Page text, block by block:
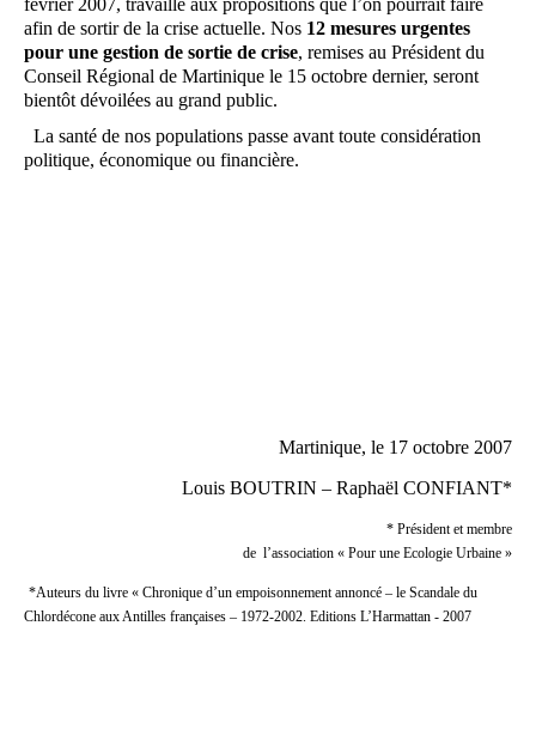
février 2007, travaillé aux propositions que l’on pourrait faire
afin de sortir de la crise actuelle. Nos 12 mesures urgentes
pour une gestion de sortie de crise, remises au Président du
Conseil Régional de Martinique le 15 octobre dernier, seront
bientôt dévoilées au grand public.
La santé de nos populations passe avant toute considération
politique, économique ou financière.
Martinique, le 17 octobre 2007
Louis BOUTRIN – Raphaël CONFIANT*
* Président et membre
de l’association « Pour une Ecologie Urbaine »
*Auteurs du livre « Chronique d’un empoisonnement annoncé – le Scandale du
Chlordécone aux Antilles françaises – 1972-2002. Editions L’Harmattan - 2007